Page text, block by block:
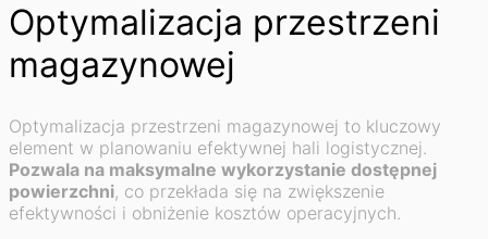
Optymalizacja przestrzeni
magazynowej
Optymalizacja przestrzeni magazynowej to kluczowy
element w planowaniu efektywnej hali logistycznej.
Pozwala na maksymalne wykorzystanie dostępnej
powierzchni, co przekłada się na zwiększenie
efektywności i obniżenie kosztów operacyjnych.